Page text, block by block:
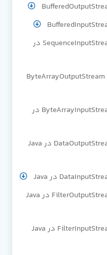
آموزش Java – کار با کلاس SequenceInputStream در
آموزش Java – کار با کلاس در ByteArrayOutputStream
آموزش Java – کار با کلاس ByteArrayInputStream در